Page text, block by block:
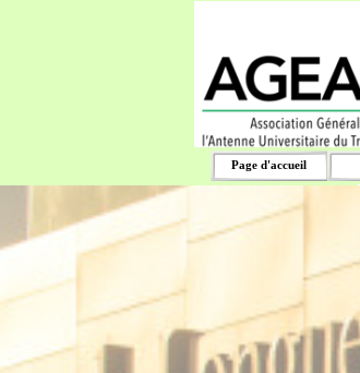
Page d'accueil